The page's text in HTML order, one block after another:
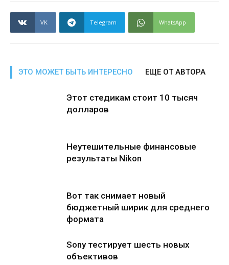
VK Telegram WhatsApp
ЭТО МОЖЕТ БЫТЬ ИНТЕРЕСНО ЕЩЕ ОТ АВТОРА
Этот стедикам стоит 10 тысяч
долларов
Неутешительные финансовые
результаты Nikon
Вот так снимает новый
бюджетный ширик для среднего
формата
Sony тестирует шесть новых
объективов